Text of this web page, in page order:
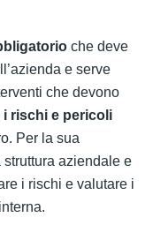
che deve
e serve
che devono
i rischi e pericoli
Per la sua
aziendale e
i rischi e valutare i